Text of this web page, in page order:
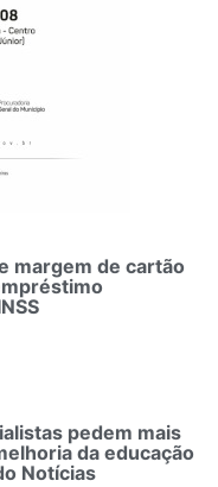
margem de cartão
pedem mais
da educação
Notícias